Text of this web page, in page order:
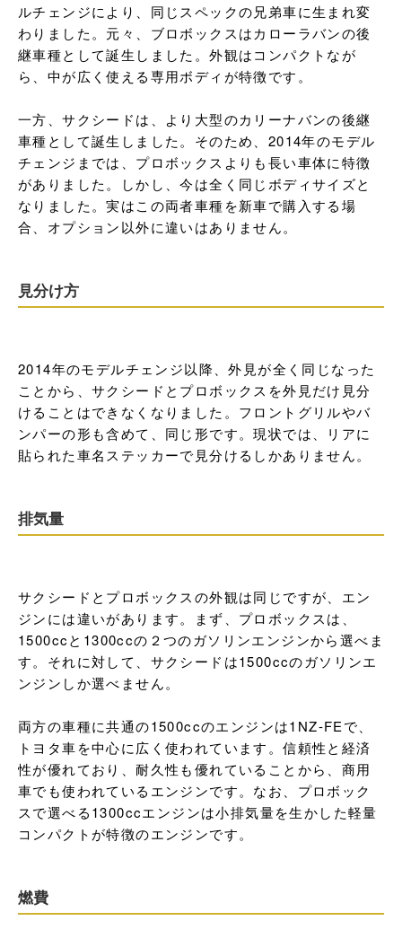
ルチェンジにより、同じスペックの兄弟車に生まれ変
わりました。元々、ブロボックスはカローラバンの後
継車種として誕生しました。外観はコンパクトなが
ら、中が広く使える専用ボディが特徴です。
一方、サクシードは、より大型のカリーナバンの後継
車種として誕生しました。そのため、2014年のモデル
チェンジまでは、プロボックスよりも長い車体に特徴
がありました。しかし、今は全く同じボディサイズと
なりました。実はこの両者車種を新車で購入する場
合、オプション以外に違いはありません。
見分け方
2014年のモデルチェンジ以降、外見が全く同じなった
ことから、サクシードとプロボックスを外見だけ見分
けることはできなくなりました。フロントグリルやバ
ンパーの形も含めて、同じ形です。現状では、リアに
貼られた車名ステッカーで見分けるしかありません。
排気量
サクシードとプロボックスの外観は同じですが、エン
ジンには違いがあります。まず、プロボックスは、
1500ccと1300ccの２つのガソリンエンジンから選べま
す。それに対して、サクシードは1500ccのガソリンエ
ンジンしか選べません。
両方の車種に共通の1500ccのエンジンは1NZ-FEで、
トヨタ車を中心に広く使われています。信頼性と経済
性が優れており、耐久性も優れていることから、商用
車でも使われているエンジンです。なお、プロボック
スで選べる1300ccエンジンは小排気量を生かした軽量
コンパクトが特徴のエンジンです。
燃費